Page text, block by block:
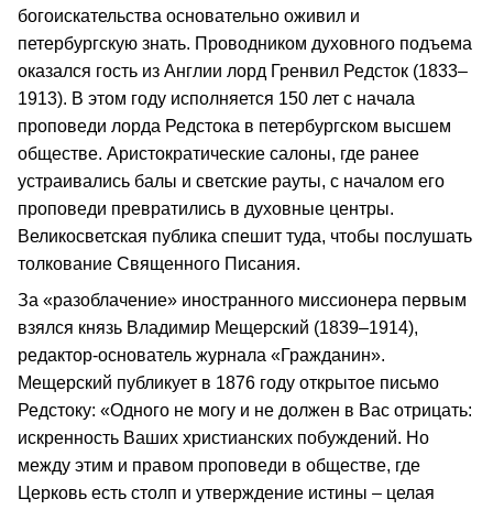
богоискательства основательно оживил и
петербургскую знать. Проводником духовного подъема
оказался гость из Англии лорд Гренвил Редсток (1833–
1913). В этом году исполняется 150 лет с начала
проповеди лорда Редстока в петербургском высшем
обществе. Аристократические салоны, где ранее
устраивались балы и светские рауты, с началом его
проповеди превратились в духовные центры.
Великосветская публика спешит туда, чтобы послушать
толкование Священного Писания.
За «разоблачение» иностранного миссионера первым
взялся князь Владимир Мещерский (1839–1914),
редактор-основатель журнала «Гражданин».
Мещерский публикует в 1876 году открытое письмо
Редстоку: «Одного не могу и не должен в Вас отрицать:
искренность Ваших христианских побуждений. Но
между этим и правом проповеди в обществе, где
Церковь есть столп и утверждение истины – целая